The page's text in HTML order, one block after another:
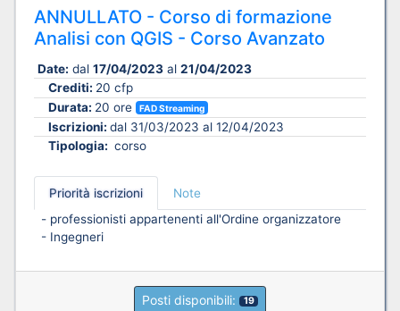
ANNULLATO - Corso di formazione
Analisi con QGIS - Corso Avanzato
Date: dal 17/04/2023 al 21/04/2023
Crediti: 20 cfp
Durata: 20 ore FAD Streaming
Iscrizioni: dal 31/03/2023 al 12/04/2023
Tipologia: corso
Priorità iscrizioni
Note
- professionisti appartenenti all'Ordine organizzatore
- Ingegneri
Posti disponibili: 19